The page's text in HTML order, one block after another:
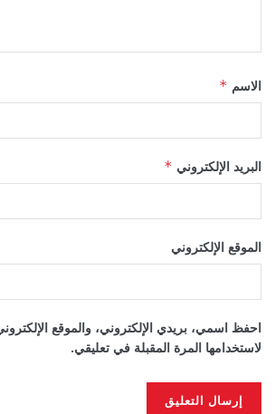
الاسم *
البريد الإلكتروني *
الموقع الإلكتروني
احفظ اسمي، بريدي الإلكتروني، والموقع
لاستخدامها المرة المقبلة في تعليقي.